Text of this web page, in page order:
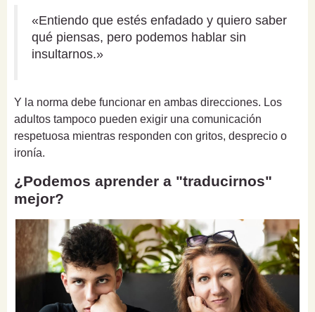
«Entiendo que estés enfadado y quiero saber
qué piensas, pero podemos hablar sin
insultarnos.»
Y la norma debe funcionar en ambas direcciones. Los
adultos tampoco pueden exigir una comunicación
respetuosa mientras responden con gritos, desprecio o
ironía.
¿Podemos aprender a "traducirnos"
mejor?